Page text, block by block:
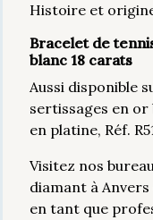
Histoire et
Bracelet de
blanc 18 carats
Aussi disponible
sertissages en or
en platine, Réf.
Visitez nos
diamant à
en tant que